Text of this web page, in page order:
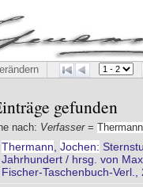
gefunden
nach: Verfasser= Thermann
Thermann, Jochen:
Jahrhundert / hrsg. von
Fischer-Taschenbuch-